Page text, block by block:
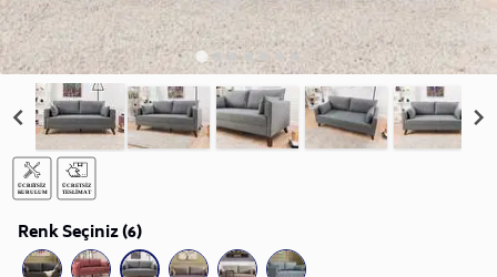
Renk Seçiniz (6)